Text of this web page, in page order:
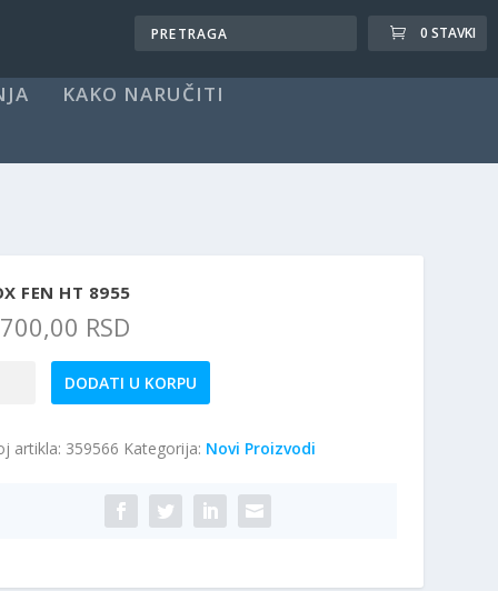
0 STAVKI
KAKO NARUČITI
FEN HT 8955
RSD
DODATI U KORPU
artikla: 359566 Kategorija: Novi Proizvodi